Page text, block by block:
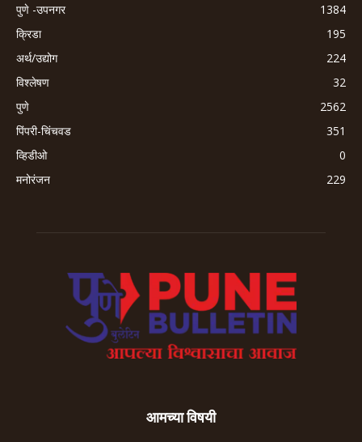
पुणे -उपनगर
1384
क्रिडा
195
अर्थ/उद्योग
224
विश्लेषण
32
पुणे
2562
पिंपरी-चिंचवड
351
व्हिडीओ
0
मनोरंजन
229
आमच्या विषयी